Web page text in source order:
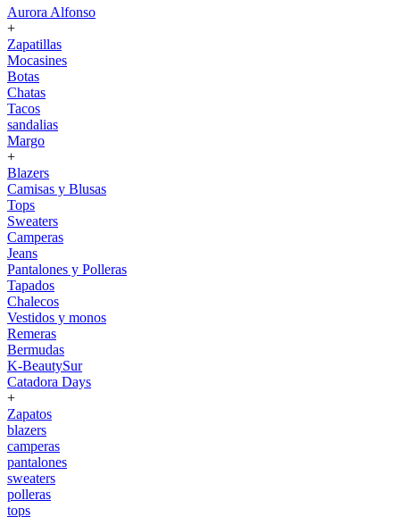
Aurora Alfonso
+
Zapatillas
Mocasines
Botas
Chatas
Tacos
sandalias
Margo
+
Blazers
Camisas y Blusas
Tops
Sweaters
Camperas
Jeans
Pantalones y Polleras
Tapados
Chalecos
Vestidos y monos
Remeras
Bermudas
K-BeautySur
Catadora Days
+
Zapatos
blazers
camperas
pantalones
sweaters
polleras
tops